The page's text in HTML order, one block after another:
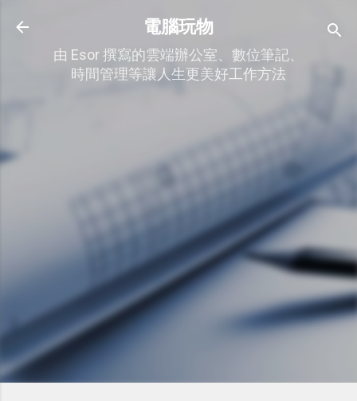
跳到主要內容
電腦玩物
由 Esor 撰寫的雲端辦公室、數位筆記、
時間管理等讓人生更美好工作方法